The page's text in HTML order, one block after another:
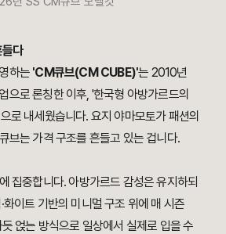
다
하는 'CM큐브(CM CUBE)'는 2010년
으로 론칭한 이후, '한국형 아방가르드의
로 내세웠습니다. 요지 야마모토가 패션의
브는 가격 구조를 흔들고 있는 겁니다.
집중합니다. 아방가르드 감성은 유지하되
화이트 기반의 미니멀 구조 위에 매 시즌
얹는 방식으로 일상에서 실제로 입을 수